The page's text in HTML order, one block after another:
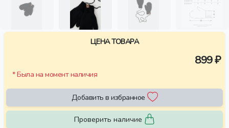
ЦЕНА ТОВАРА
899 ₽
* Была на момент наличия
Добавить в избранное
Проверить наличие